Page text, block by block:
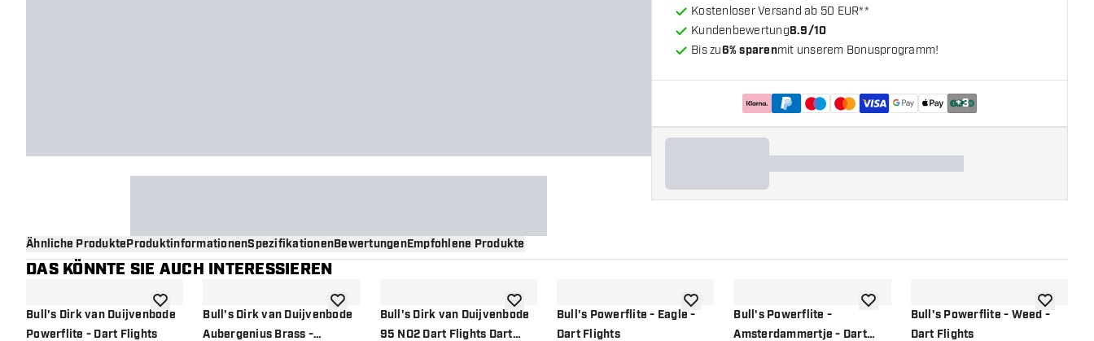
Kostenloser Versand ab 50 EUR**
Kundenbewertung8.9/10
Bis zu6% sparenmit unserem Bonusprogramm!
+3
Ähnliche ProdukteProduktinformationenSpezifikationenBewertungenEmpfohlene Produkte
DAS KÖNNTE SIE AUCH INTERESSIEREN
Bull's Dirk van Duijvenbode
Powerflite - Dart Flights
Zur Wunschliste hinzufügen
Bull's Dirk van Duijvenbode
Aubergenius Brass -
Zur Wunschliste hinzufügen
Bull's Dirk van Duijvenbode
95 NO2 Dart Flights Dart
Zur Wunschliste hinzufügen
Bull's Powerflite - Eagle -
Dart Flights
Zur Wunschliste hinzufügen
Bull's Powerflite -
Amsterdammertje - Dart
Zur Wunschliste hinzufügen
Bull's Powerflite - Weed -
Dart Flights
Zur